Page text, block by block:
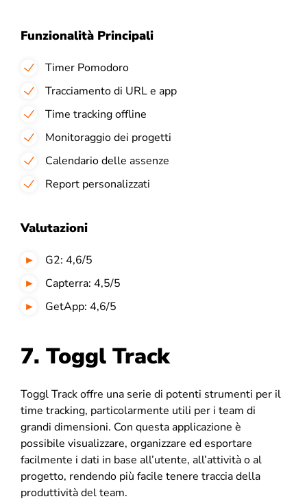
Funzionalità Principali
Timer Pomodoro
Tracciamento di URL e app
Time tracking offline
Monitoraggio dei progetti
Calendario delle assenze
Report personalizzati
Valutazioni
G2: 4,6/5
Capterra: 4,5/5
GetApp: 4,6/5
7. Toggl Track
Toggl Track offre una serie di potenti strumenti per il
time tracking, particolarmente utili per i team di
grandi dimensioni. Con questa applicazione è
possibile visualizzare, organizzare ed esportare
facilmente i dati in base all’utente, all’attività o al
progetto, rendendo più facile tenere traccia della
produttività del team.